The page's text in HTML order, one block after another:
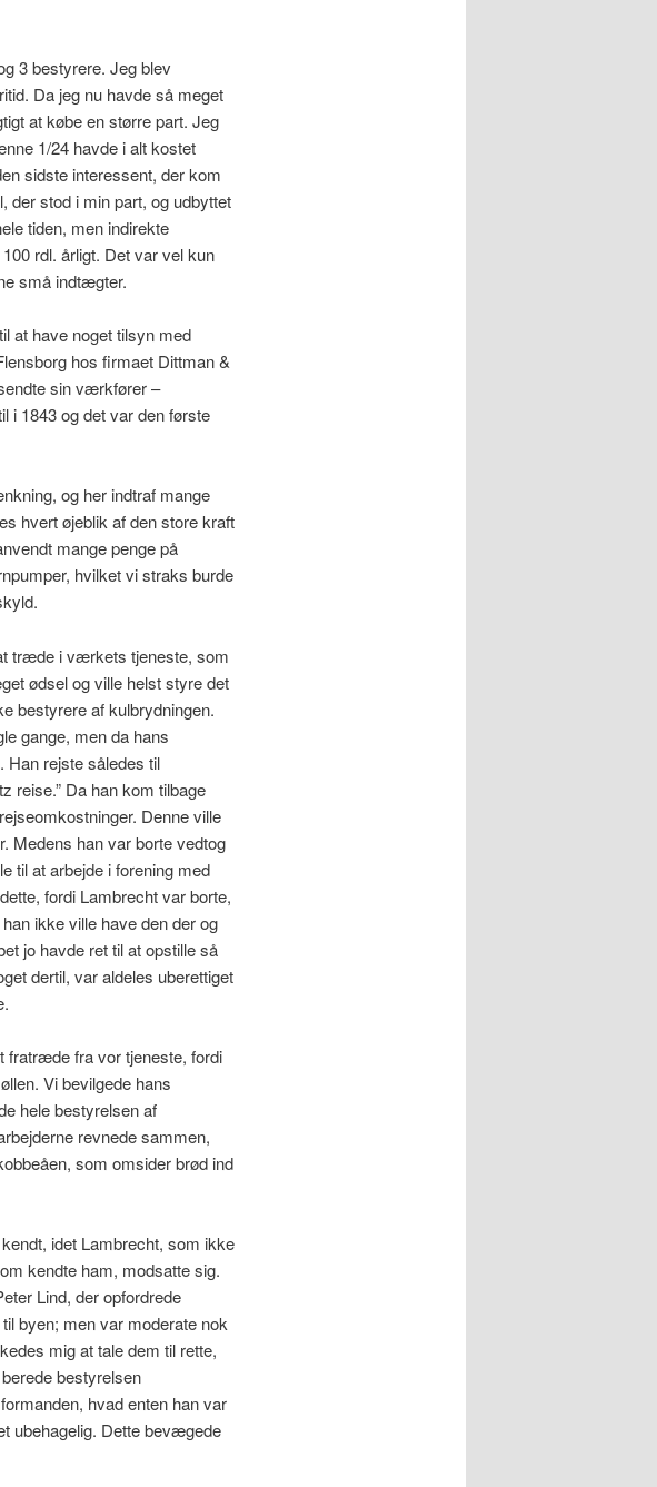
3 bestyrere. Jeg blev
Da jeg nu havde så meget
at købe en større part. Jeg
1/24 havde i alt kostet
sidste interessent, der kom
der stod i min part, og udbyttet
tiden, men indirekte
rdl. årligt. Det var vel kun
små indtægter.
at have noget tilsyn med
hos firmaet Dittman &
sin værkfører –
i 1843 og det var den første
og her indtraf mange
hvert øjeblik af den store kraft
mange penge på
hvilket vi straks burde
træde i værkets tjeneste, som
ødsel og ville helst styre det
bestyrere af kulbrydningen.
gange, men da hans
Han rejste således til
reise.” Da han kom tilbage
Denne ville
Medens han var borte vedtog
til at arbejde i forening med
fordi Lambrecht var borte,
ikke ville have den der og
jo havde ret til at opstille så
dertil, var aldeles uberettiget
fratræde fra vor tjeneste, fordi
Vi bevilgede hans
hele bestyrelsen af
revnede sammen,
som omsider brød ind
idet Lambrecht, som ikke
kendte ham, modsatte sig.
Lind, der opfordrede
byen; men var moderate nok
mig at tale dem til rette,
bestyrelsen
hvad enten han var
ubehagelig. Dette bevægede